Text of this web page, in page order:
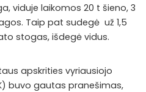
viduje laikomos 20 t šieno, 3
Taip pat sudegė už 1,5
stogas, išdegė vidus.
apskrities vyriausiojo
buvo gautas pranešimas,